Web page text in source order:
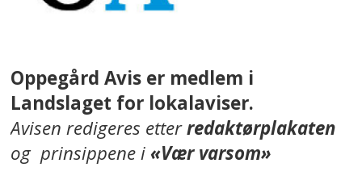
Oppegård Avis er medlem i
Landslaget for lokalaviser.
Avisen redigeres etterredaktørplakaten
og prinsippene i«Vær varsom»